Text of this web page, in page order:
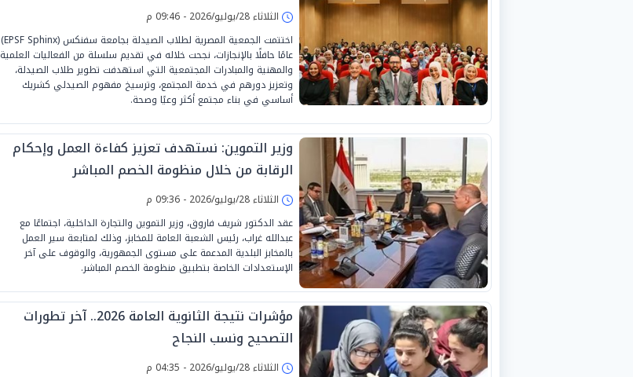
الثلاثاء 28/يوليو/2026 - 09:46 م
اختتمت الجمعية المصرية لطلاب الصيدلة بجامعة سفنكس (EPSF Sphinx)
عامًا حافلًا بالإنجازات، نجحت خلاله في تقديم سلسلة من الفعاليات العلمية
والمهنية والمبادرات المجتمعية التي استهدفت تطوير طلاب الصيدلة،
وتعزيز دورهم في خدمة المجتمع، وترسيخ مفهوم الصيدلي كشريك
أساسي في بناء مجتمع أكثر وعيًا وصحة.
وزير التموين: نستهدف تعزيز كفاءة العمل وإحكام
الرقابة من خلال منظومة الخصم المباشر
الثلاثاء 28/يوليو/2026 - 09:36 م
عقد الدكتور شريف فاروق، وزير التموين والتجارة الداخلية، اجتماعًا مع
عبدالله غراب، رئيس الشعبة العامة للمخابز، وذلك لمتابعة سير العمل
بالمخابز البلدية المدعمة على مستوى الجمهورية، والوقوف على آخر
الإستعدادات الخاصة بتطبيق منظومة الخصم المباشر.
مؤشرات نتيجة الثانوية العامة 2026.. آخر تطورات
التصحيح ونسب النجاح
الثلاثاء 28/يوليو/2026 - 04:35 م